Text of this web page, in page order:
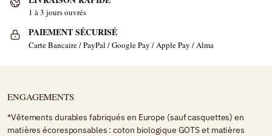
1 à 3 jours ouvrés
PAIEMENT SÉCURISÉ
Carte Bancaire / PayPal / Google Pay / Apple Pay / Alma
ENGAGEMENTS
*Vêtements durables fabriqués en Europe (sauf casquettes) en
matières écoresponsables : coton biologique GOTS et matières